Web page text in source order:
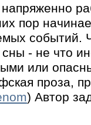
пор
событий.
сны - не что
или
проза,
) Автор